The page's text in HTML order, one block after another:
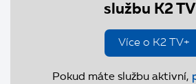
službu K2
Více o K2 TV+
Pokud máte službu aktivní,